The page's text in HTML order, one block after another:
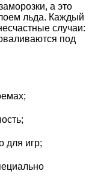
а это
льда. Каждый
случаи:
под
для игр;